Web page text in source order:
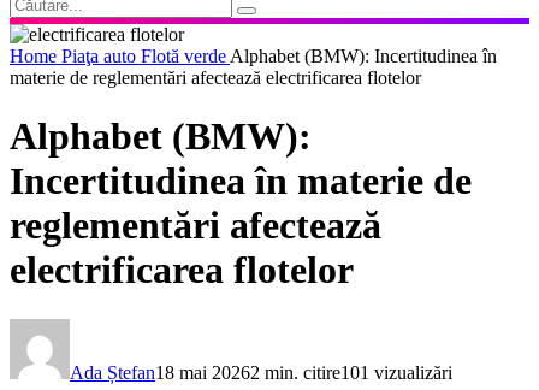
Home Piaţa auto Flotă verde Alphabet (BMW): Incertitudinea în
materie de reglementări afectează electrificarea flotelor
Alphabet (BMW):
Incertitudinea în materie de
reglementări afectează
electrificarea flotelor
Ada Ștefan18 mai 20262 min. citire101 vizualizări